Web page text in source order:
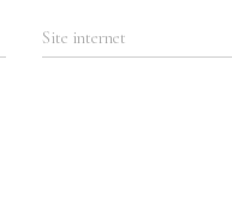
Site internet